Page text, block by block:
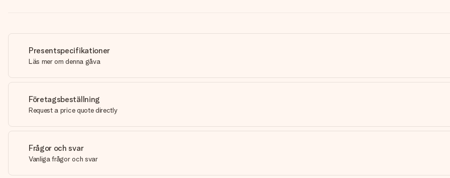
Presentspecifikationer
Läs mer om denna gåva
Företagsbeställning
Request a price quote directly
Frågor och svar
Vanliga frågor och svar